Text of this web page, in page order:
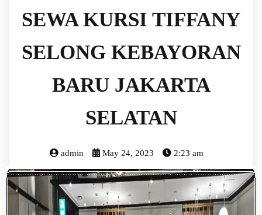
SEWA KURSI TIFFANY
SELONG KEBAYORAN
BARU JAKARTA
SELATAN
admin May 24, 2023 2:23 am